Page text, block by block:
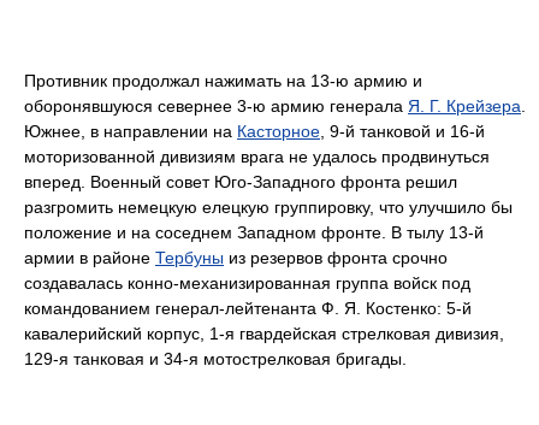
Противник продолжал нажимать на 13-ю армию и
оборонявшуюся севернее 3-ю армию генерала Я. Г. Крейзера
Южнее, в направлении на Касторное , 9-й танковой и 16-й
моторизованной дивизиям врага не удалось продвинуться
вперед. Военный совет Юго-Западного фронта решил
разгромить немецкую елецкую группировку, что улучшило бы
положение и на соседнем Западном фронте. В тылу 13-й
армии в районе Тербуны из резервов фронта срочно
создавалась конно-механизированная группа войск под
командованием генерал-лейтенанта Ф. Я. Костенко: 5-й
кавалерийский корпус, 1-я гвардейская стрелковая дивизия,
129-я танковая и 34-я мотострелковая бригады.